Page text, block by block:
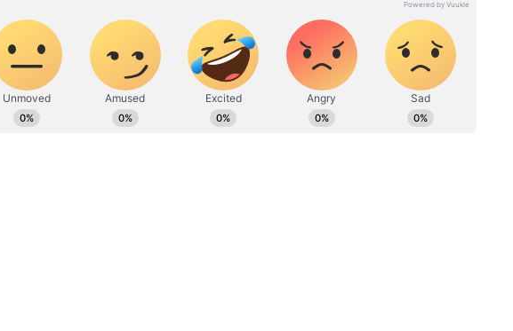
के संबंध में फीडबैक एकत्र कराते। योजना की खामियों को सुधारने के
के साथ कई बार बातचीत करते रहे। उन्होंने कहा कि इससे यह भी पता
जमीनी हकीकत से कैसे जुड़े रहते हैं।
में अमर उजाला से करियर की शुरुआत करने के बाद हिंदुस्तान टाइम्स और राजस्थान पत्रिका में
सहित विभिन्न पदों पर इन्होंने सेवाएं दी हैं। राजनीतिक रिपोर्टिंग, क्राइम व एजुकेशन बीट के
ग्राउंड रिपोर्टिंग व पॉलिटिकल इंटरव्यू का अनुभव व विशेष रूचि है। डिजिटल मीडिया, प्रिंट और
में काम करने का डेढ़ दशक का अनुभव।